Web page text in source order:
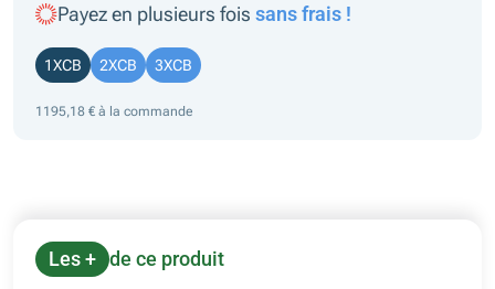
Payez en plusieurs fois sans frais !
1XCB 2XCB 3XCB
1195,18 € à la commande
Les + de ce produit